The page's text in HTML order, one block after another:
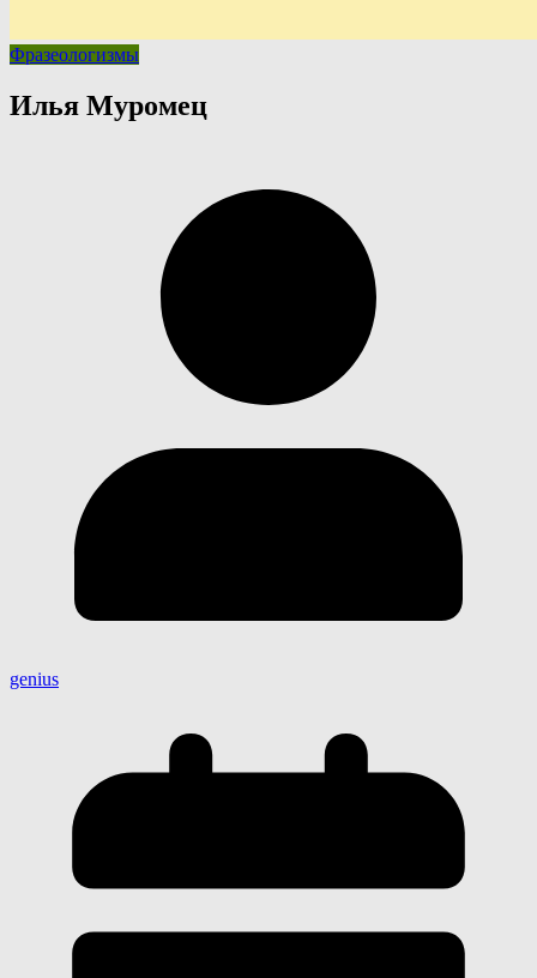
Фразеологизмы
Илья Муромец
genius